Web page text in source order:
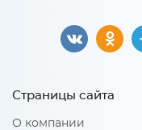
Материал 2: МДФ
Количество упаковок: 3
Страницы сайта
О компании